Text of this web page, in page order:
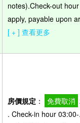
notes).Check-out
apply, payable upon
[ + ] 查看更多
房價規定 ： 免費取消
. Check-in hour